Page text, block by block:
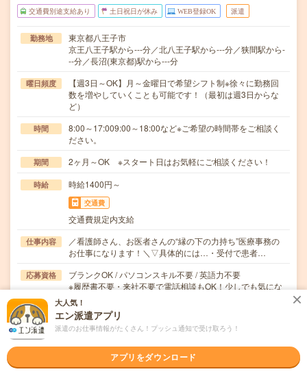
交通費別途支給あり 土日祝日が休み WEB登録OK 派遣
勤務地
東京都八王子市
京王八王子駅から---分／北八王子駅から---分／狭間駅から-
--分／長沼(東京都)駅から---分
曜日頻度
【週3日～OK】月～金曜日で希望シフト制※徐々に勤務回
数を増やしていくことも可能です！（最初は週3日からな
ど）
時間
8:00～17:009:00～18:00など※ご希望の時間帯をご相談く
ださい。
期間 2ヶ月～OK ※スタート日はお気軽にご相談ください！
時給 時給1400円～
交通費
交通費規定内支給
仕事内容
／看護師さん、お医者さんの“縁の下の力持ち”医療事務の
お仕事になります！＼▽具体的には…・受付で患者…
応募資格
ブランクOK / パソコンスキル不要 / 英語力不要
※履歴書不要・来社不要で電話相談もOK！少しでも気にな
る方は是非応募をお待ちしております！＼応募後の…
職場の雰囲気
20代
30代 40代 50代 60代
大人気！
エン派遣アプリ
派遣のお仕事情報がたくさん！プッシュ通知で受け取ろう！
アプリをダウンロード